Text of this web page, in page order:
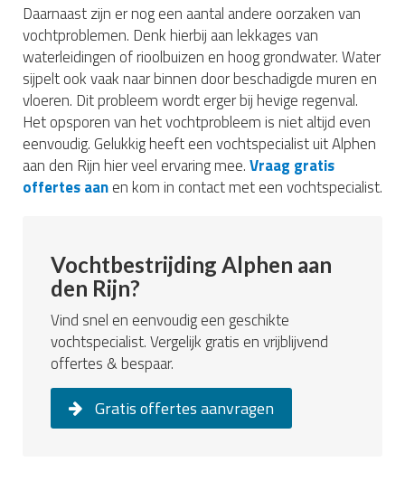
Daarnaast zijn er nog een aantal andere oorzaken van
vochtproblemen. Denk hierbij aan lekkages van
waterleidingen of rioolbuizen en hoog grondwater. Water
sijpelt ook vaak naar binnen door beschadigde muren en
vloeren. Dit probleem wordt erger bij hevige regenval.
Het opsporen van het vochtprobleem is niet altijd even
eenvoudig. Gelukkig heeft een vochtspecialist uit Alphen
aan den Rijn hier veel ervaring mee.Vraag gratis
offertes aanen kom in contact met een vochtspecialist.
Vochtbestrijding Alphen aan
den Rijn?
Vind snel en eenvoudig een geschikte
vochtspecialist. Vergelijk gratis en vrijblijvend
offertes & bespaar.
Gratis offertes aanvragen